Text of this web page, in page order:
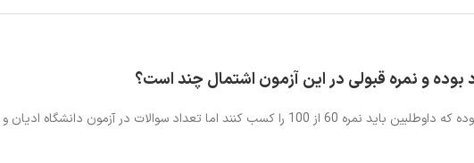
بوده و نمره قبولی در این آزمون اشتمال چند است؟